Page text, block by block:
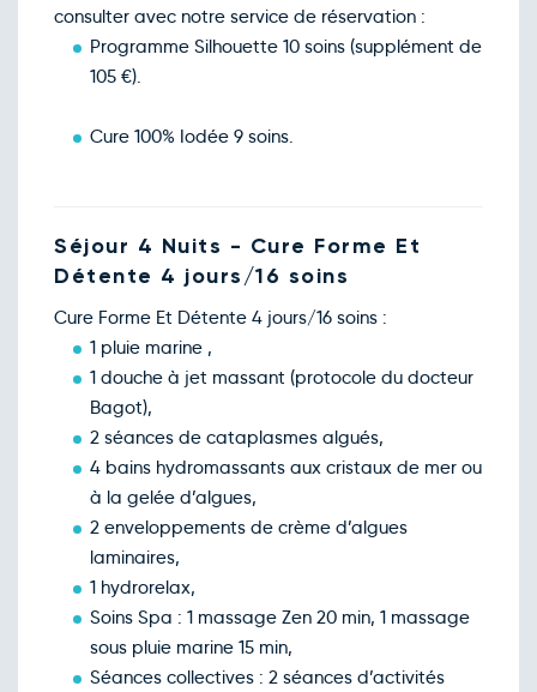
consulter avec notre service de réservation :
Programme Silhouette 10 soins (supplément de
105 €).
Cure 100% Iodée 9 soins.
Séjour 4 Nuits - Cure Forme Et
Détente 4 jours/16 soins
Cure Forme Et Détente 4 jours/16 soins :
1 pluie marine ,
1 douche à jet massant (protocole du docteur
Bagot),
2 séances de cataplasmes algués,
4 bains hydromassants aux cristaux de mer ou
à la gelée d’algues,
2 enveloppements de crème d’algues
laminaires,
1 hydrorelax,
Soins Spa : 1 massage Zen 20 min, 1 massage
sous pluie marine 15 min,
Séances collectives : 2 séances d’activités